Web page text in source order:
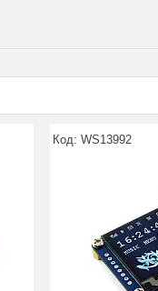
WS13992